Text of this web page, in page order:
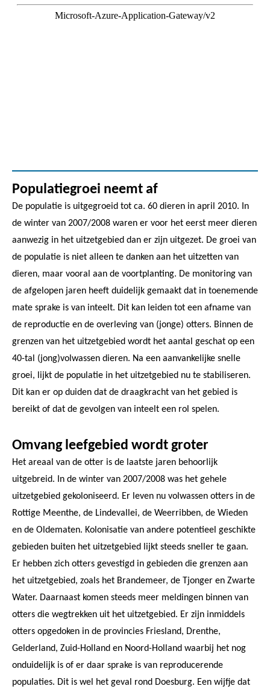
Populatiegroei neemt af
De populatie is uitgegroeid tot ca. 60 dieren in april 2010. In
de winter van 2007/2008 waren er voor het eerst meer dieren
aanwezig in het uitzetgebied dan er zijn uitgezet. De groei van
de populatie is niet alleen te danken aan het uitzetten van
dieren, maar vooral aan de voortplanting. De monitoring van
de afgelopen jaren heeft duidelijk gemaakt dat in toenemende
mate sprake is van inteelt. Dit kan leiden tot een afname van
de reproductie en de overleving van (jonge) otters. Binnen de
grenzen van het uitzetgebied wordt het aantal geschat op een
40-tal (jong)volwassen dieren. Na een aanvankelijke snelle
groei, lijkt de populatie in het uitzetgebied nu te stabiliseren.
Dit kan er op duiden dat de draagkracht van het gebied is
bereikt of dat de gevolgen van inteelt een rol spelen.
Omvang leefgebied wordt groter
Het areaal van de otter is de laatste jaren behoorlijk
uitgebreid. In de winter van 2007/2008 was het gehele
uitzetgebied gekoloniseerd. Er leven nu volwassen otters in de
Rottige Meenthe, de Lindevallei, de Weerribben, de Wieden
en de Oldematen. Kolonisatie van andere potentieel geschikte
gebieden buiten het uitzetgebied lijkt steeds sneller te gaan.
Er hebben zich otters gevestigd in gebieden die grenzen aan
het uitzetgebied, zoals het Brandemeer, de Tjonger en Zwarte
Water. Daarnaast komen steeds meer meldingen binnen van
otters die wegtrekken uit het uitzetgebied. Er zijn inmiddels
otters opgedoken in de provincies Friesland, Drenthe,
Gelderland, Zuid-Holland en Noord-Holland waarbij het nog
onduidelijk is of er daar sprake is van reproducerende
populaties. Dit is wel het geval rond Doesburg. Een wijfje dat